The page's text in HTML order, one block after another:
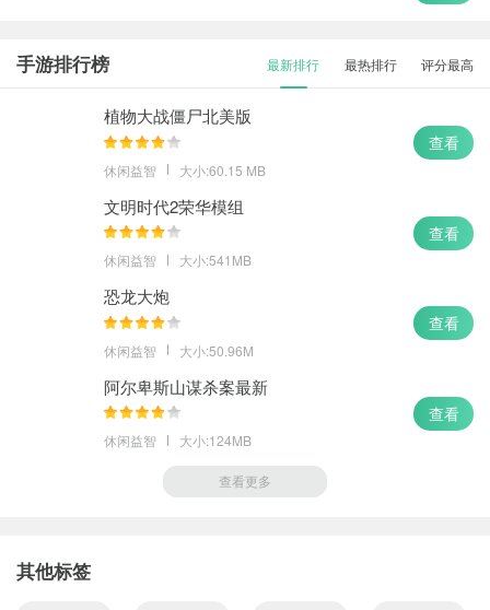
手游排行榜 最新排行 最热排行 评分最高
植物大战僵尸北美版
休闲益智 大小:60.15 MB
查看
文明时代2荣华模组
休闲益智 大小:541MB
查看
恐龙大炮
休闲益智 大小:50.96M
查看
阿尔卑斯山谋杀案最新
休闲益智 大小:124MB
查看
查看更多
其他标签